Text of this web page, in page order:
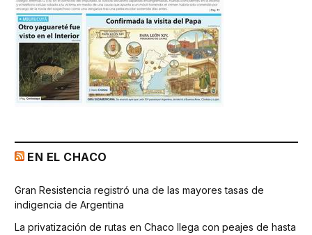
EN EL CHACO
Gran Resistencia registró una de las mayores tasas de
indigencia de Argentina
La privatización de rutas en Chaco llega con peajes de hasta